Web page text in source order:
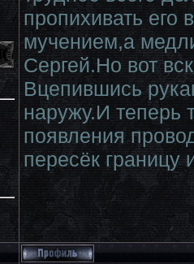
пропихивать его
мучением,а
Сергей.Но вот
Вцепившись
наружу.И теперь
появления
пересёк границу